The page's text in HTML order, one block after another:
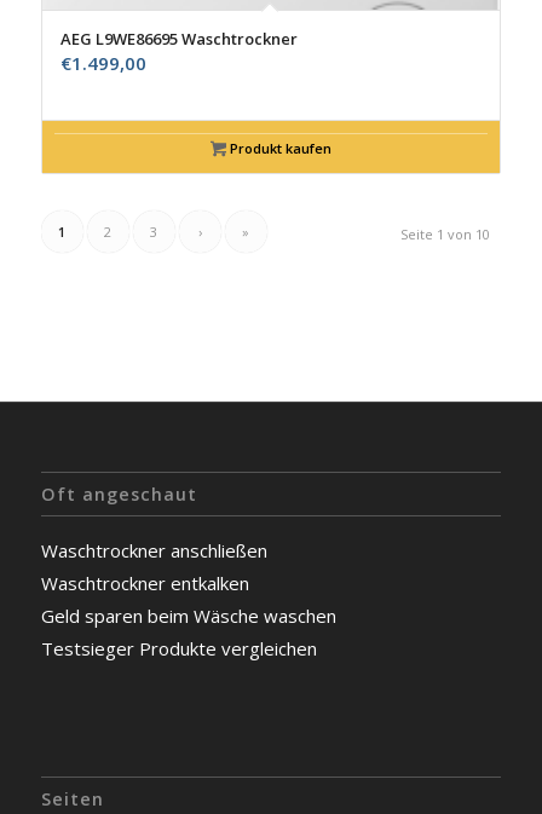
AEG L9WE86695 Waschtrockner
€1.499,00
Produkt kaufen
Seite 1 von 10
1 2 3 › »
Oft angeschaut
Waschtrockner anschließen
Waschtrockner entkalken
Geld sparen beim Wäsche waschen
Testsieger Produkte vergleichen
Seiten